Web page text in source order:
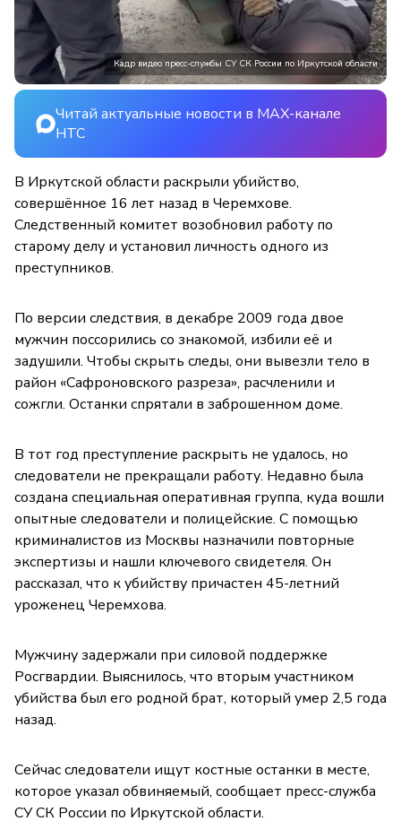
Кадр видео пресс-службы СУ СК России по Иркутской области
Читай актуальные новости в MAX-канале
НТС
В Иркутской области раскрыли убийство,
совершённое 16 лет назад в Черемхове.
Следственный комитет возобновил работу по
старому делу и установил личность одного из
преступников.
По версии следствия, в декабре 2009 года двое
мужчин поссорились со знакомой, избили её и
задушили. Чтобы скрыть следы, они вывезли тело в
район «Сафроновского разреза», расчленили и
сожгли. Останки спрятали в заброшенном доме.
В тот год преступление раскрыть не удалось, но
следователи не прекращали работу. Недавно была
создана специальная оперативная группа, куда вошли
опытные следователи и полицейские. С помощью
криминалистов из Москвы назначили повторные
экспертизы и нашли ключевого свидетеля. Он
рассказал, что к убийству причастен 45-летний
уроженец Черемхова.
Мужчину задержали при силовой поддержке
Росгвардии. Выяснилось, что вторым участником
убийства был его родной брат, который умер 2,5 года
назад.
Сейчас следователи ищут костные останки в месте,
которое указал обвиняемый, сообщает пресс-служба
СУ СК России по Иркутской области.